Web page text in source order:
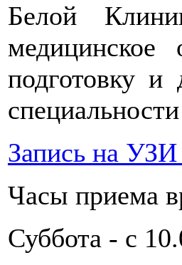
Белой
медицинское
подготовку и
Запись на
Часы приема
Суббота - с